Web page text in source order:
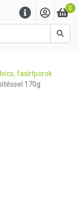
0
fasírtporok
170g